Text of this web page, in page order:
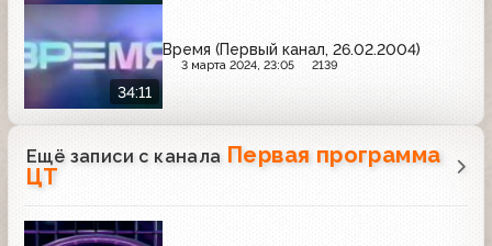
34:11
Время (Первый канал, 26.02.2004)
3 марта 2024, 23:05 2139
Ещё записи с канала Первая программа
ЦТ